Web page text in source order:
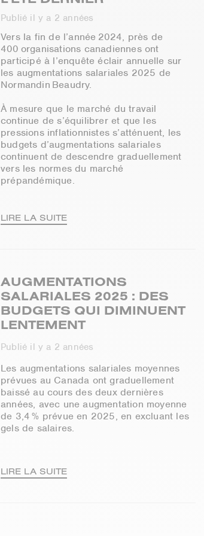
Publié il y a 2 années
Vers la fin de l’année 2024, près de
400 organisations canadiennes ont
participé à l’enquête éclair annuelle sur
les augmentations salariales 2025 de
Normandin Beaudry.
À mesure que le marché du travail
continue de s’équilibrer et que les
pressions inflationnistes s’atténuent, les
budgets d’augmentations salariales
continuent de descendre graduellement
vers les normes du marché
prépandémique.
LIRE LA SUITE
AUGMENTATIONS
SALARIALES 2025 : DES
BUDGETS QUI DIMINUENT
LENTEMENT
Publié il y a 2 années
Les augmentations salariales moyennes
prévues au Canada ont graduellement
baissé au cours des deux dernières
années, avec une augmentation moyenne
de 3,4 % prévue en 2025, en excluant les
gels de salaires.
LIRE LA SUITE